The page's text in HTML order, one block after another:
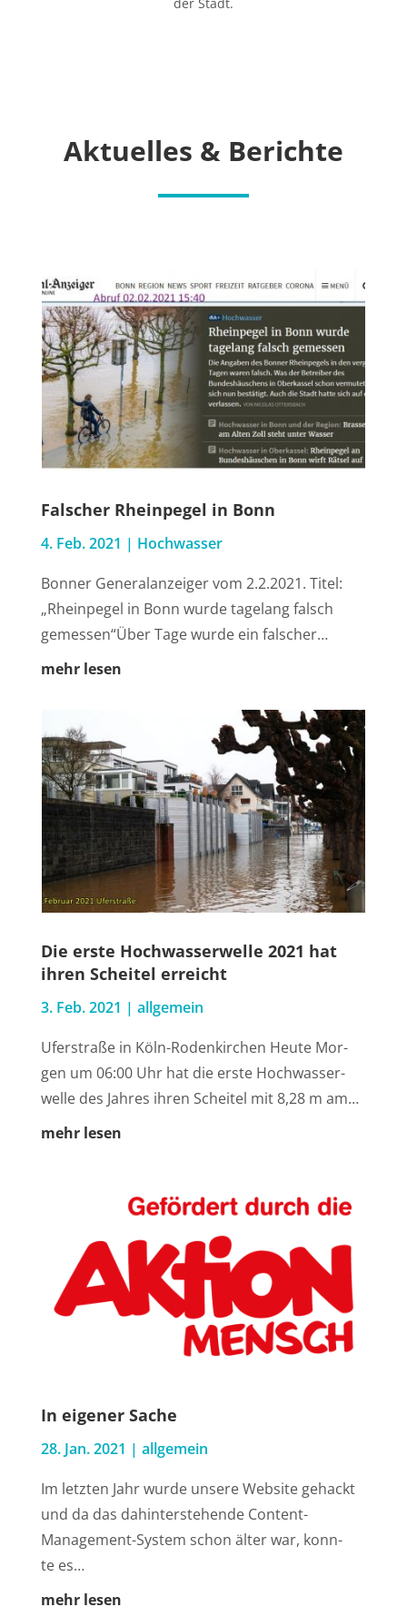
Aktu­el­les & Berichte
Fal­scher Rhein­pe­gel in Bonn
4. Feb. 2021 | Hoch­was­ser
Bon­ner Gene­ral­an­zei­ger vom 2.2.2021. Titel:
„Rhein­pe­gel in Bonn wur­de tage­lang falsch
gemessen“Über Tage wur­de ein falscher…
mehr lesen
Die ers­te Hoch­was­ser­wel­le 2021 hat
ihren Schei­tel erreicht
3. Feb. 2021 | all­ge­mein
Ufer­stra­ße in Köln-Roden­kir­chen Heu­te Mor­
gen um 06:00 Uhr hat die ers­te Hoch­was­ser­
wel­le des Jah­res ihren Schei­tel mit 8,28 m am…
mehr lesen
In eige­ner Sache
28. Jan. 2021 | all­ge­mein
Im letz­ten Jahr wur­de unse­re Web­site gehackt
und da das dahin­ter­ste­hen­de Con­tent-
Manage­ment-Sys­tem schon älter war, konn­
te es…
mehr lesen